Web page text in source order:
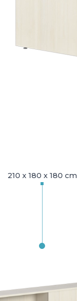
210 x 180 x 180 cm